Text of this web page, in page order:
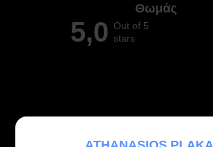
Θωμάς
5,0 Out of 5
stars